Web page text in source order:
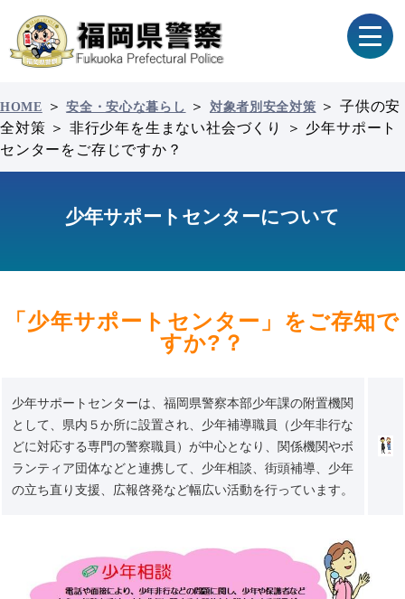
HOME ＞安全・安心な暮らし ＞ 対象者別安全対策 ＞ 子供の安
全対策 ＞ 非行少年を生まない社会づくり ＞ 少年サポート
センターをご存じですか？
少年サポートセンターについて
「少年サポートセンター」をご存知で
すか?？
少年サポートセンターは、福岡県警察本部少年課の附置機関
として、県内５か所に設置され、少年補導職員（少年非行な
どに対応する専門の警察職員）が中心となり、関係機関やボ
ランティア団体などと連携して、少年相談、街頭補導、少年
の立ち直り支援、広報啓発など幅広い活動を行っています。